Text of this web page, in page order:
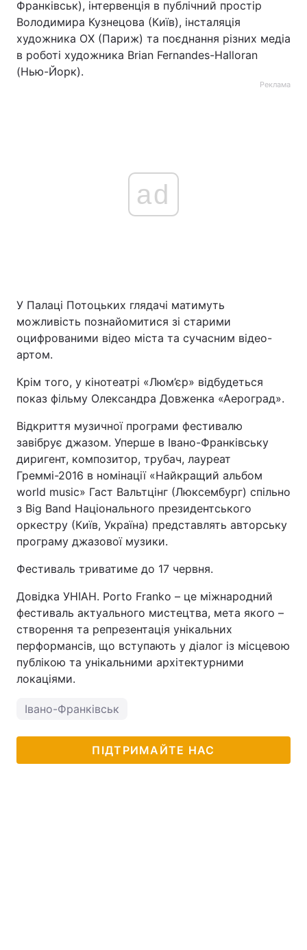
Франківськ), інтервенція в публічний простір
Володимира Кузнецова (Київ), інсталяція
художника ОХ (Париж) та поєднання різних медіа
в роботі художника Brian Fernandes-Halloran
(Нью-Йорк).
Реклама
ad
У Палаці Потоцьких глядачі матимуть
можливість познайомитися зі старими
оцифрованими відео міста та сучасним відео-
артом.
Крім того, у кінотеатрі «Люм’єр» відбудеться
показ фільму Олександра Довженка «Аероград».
Відкриття музичної програми фестивалю
завібрує джазом. Уперше в Івано-Франківську
диригент, композитор, трубач, лауреат
Греммі-2016 в номінації «Найкращий альбом
world music» Гаст Вальтцінг (Люксембург) спільно
з Big Band Національного президентського
оркестру (Київ, Україна) представлять авторську
програму джазової музики.
Фестиваль триватиме до 17 червня.
Довідка УНІАН. Porto Franko – це міжнародний
фестиваль актуального мистецтва, мета якого –
створення та репрезентація унікальних
перформансів, що вступають у діалог із місцевою
публікою та унікальними архітектурними
локаціями.
Івано-Франківськ
ПІДТРИМАЙТЕ НАС